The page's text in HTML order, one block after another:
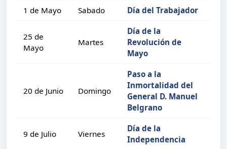
1 de Mayo Sabado Día del Trabajador
25 de
Mayo
Martes
Día de la
Revolución de
Mayo
20 de Junio Domingo
Paso a la
Inmortalidad del
General D. Manuel
Belgrano
9 de Julio Viernes
Día de la
Independencia